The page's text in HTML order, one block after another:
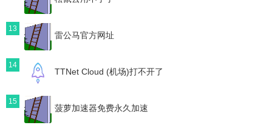
13
雷公马官方网址
14
TTNet Cloud (机场)打不开了
15
菠萝加速器免费永久加速